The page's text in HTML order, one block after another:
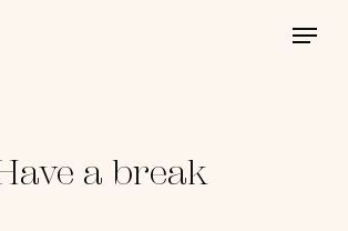
Menu
a break